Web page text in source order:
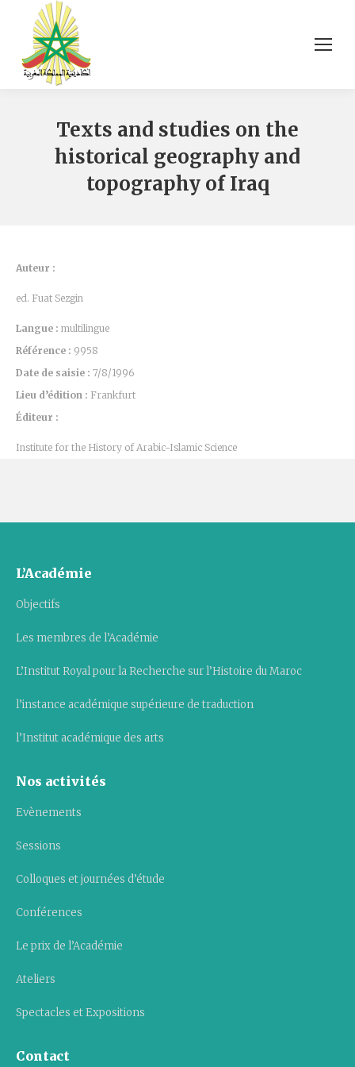
Texts and studies on the
historical geography and
topography of Iraq
Auteur :
ed. Fuat Sezgin
Langue : multilingue
Référence : 9958
Date de saisie : 7/8/1996
Lieu d’édition : Frankfurt
Éditeur :
Institute for the History of Arabic-Islamic Science
L’Académie
Objectifs
Les membres de l’Académie
L’Institut Royal pour la Recherche sur l’Histoire du Maroc
l’instance académique supérieure de traduction
l’Institut académique des arts
Nos activités
Evènements
Sessions
Colloques et journées d’étude
Conférences
Le prix de l’Académie
Ateliers
Spectacles et Expositions
Contact